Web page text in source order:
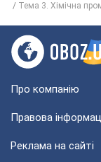
Тема 3. Хімічна
Про компанію
Правова
Реклама на сайті